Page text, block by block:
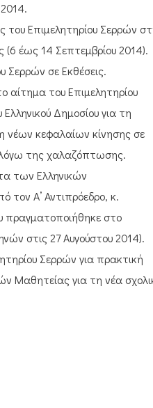
Επιμελητηρίου Σερρών
(6 έως 14 Σεπτεμβρίου 2014).
Σερρών σε Εκθέσεις.
του Επιμελητηρίου
Δημοσίου για τη
νέων κεφαλαίων κίνησης σε
της χαλαζόπτωσης.
των Ελληνικών
τον Α’ Αντιπρόεδρο, κ.
πραγματοποιήθηκε στο
στις 27 Αυγούστου 2014).
Σερρών για πρακτική
για τη νέα